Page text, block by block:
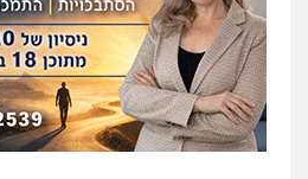
503456449
עו"ד איהאב
פלילי מעצרים
אסירים
0505216700